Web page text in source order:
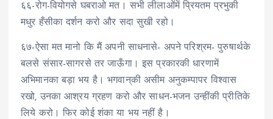
६६-रोग-वियोगसे घबराओ मत। सभी लीलाओंमें प्रियतम प्रभुकी
मधुर हँसीका दर्शन करो और सदा सुखी रहो।
६७-ऐसा मत मानो कि मैं अपनी साधनासे- अपने परिश्रम- पुरुषार्थके
बलसे संसार-सागरसे तर जाऊँगा। इस प्रकारकी धारणामें
अभिमानका बड़ा भय है। भगवान्‌की असीम अनुकम्पापर विश्वास
रखो, उनका आश्रय ग्रहण करो और साधन-भजन उन्हींकी प्रीतिके
लिये करो। फिर कोई शंका या भय नहीं है।